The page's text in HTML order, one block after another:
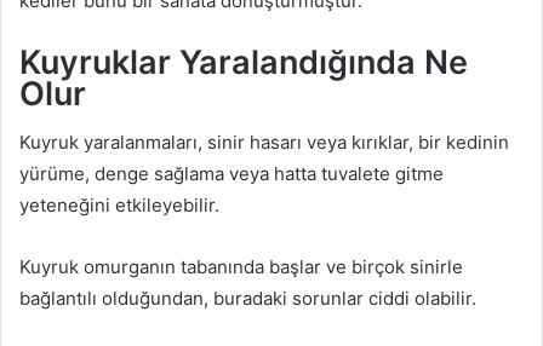
Kuyruklar Yaralandığında Ne
Olur
Kuyruk yaralanmaları, sinir hasarı veya kırıklar, bir kedinin
yürüme, denge sağlama veya hatta tuvalete gitme
yeteneğini etkileyebilir.
Kuyruk omurganın tabanında başlar ve birçok sinirle
bağlantılı olduğundan, buradaki sorunlar ciddi olabilir.